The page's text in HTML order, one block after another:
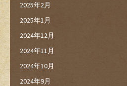
2025年2月
2025年1月
2024年12月
2024年11月
2024年10月
2024年9月